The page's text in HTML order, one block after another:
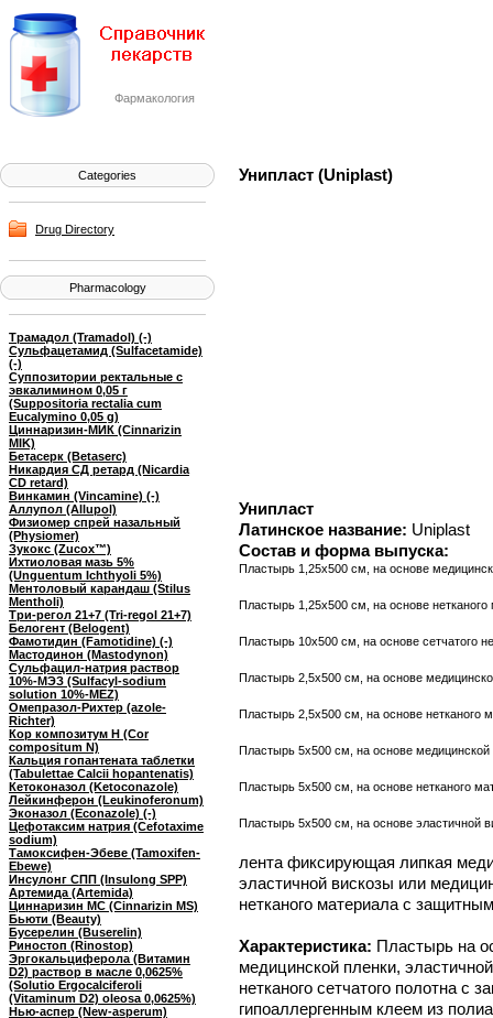
Фармакология
Categories
Drug Directory
Pharmacology
Трамадол (Tramadol) (-)
Сульфацетамид (Sulfacetamide)
(-)
Суппозитории ректальные с
эвкалимином 0,05 г
(Suppositoria rectalia cum
Eucalymino 0,05 g)
Циннаризин-МИК (Cinnarizin
MIK)
Бетасерк (Betaserc)
Никардия СД ретард (Nicardia
CD retard)
Винкамин (Vincamine) (-)
Аллупол (Allupol)
Физиомер спрей назальный
(Physiomer)
Зукокс (Zucox™)
Ихтиоловая мазь 5%
(Unguentum Ichthyoli 5%)
Ментоловый карандаш (Stilus
Mentholi)
Три-регол 21+7 (Tri-regol 21+7)
Белогент (Belogent)
Фамотидин (Famotidine) (-)
Мастодинон (Mastodynon)
Сульфацил-натрия раствор
10%-МЭЗ (Sulfacyl-sodium
solution 10%-MEZ)
Омепразол-Рихтер (azole-
Richter)
Кор композитум Н (Cor
compositum N)
Кальция гопантената таблетки
(Tabulettae Calcii hopantenatis)
Кетоконазол (Ketoconazole)
Лейкинферон (Leukinoferonum)
Эконазол (Econazole) (-)
Цефотаксим натрия (Cefotaxime
sodium)
Тамоксифен-Эбеве (Tamoxifen-
Ebewe)
Инсулонг СПП (Insulong SPP)
Артемида (Artemida)
Циннаризин МС (Cinnarizin MS)
Бьюти (Beauty)
Бусерелин (Buserelin)
Риностоп (Rinostop)
Эргокальциферола (Витамин
D2) раствор в масле 0,0625%
(Solutio Ergocalciferoli
(Vitaminum D2) oleosa 0,0625%)
Нью-аспер (New-asperum)
Унипласт (Uniplast)
Унипласт
Латинское название: Uniplast
Состав и форма выпуска:
Пластырь 1,25х500 см, на основе
Пластырь 1,25х500 см, на основе нетканого
Пластырь 10х500 см, на основе сетчатого
Пластырь 2,5х500 см, на основе
Пластырь 2,5х500 см, на основе нетканого
Пластырь 5х500 см, на основе медицинской
Пластырь 5х500 см, на основе нетканого
Пластырь 5х500 см, на основе эластичной
лента фиксирующая липкая
эластичной вискозы или
нетканого материала с
Характеристика: Пластырь на
медицинской пленки,
нетканого сетчатого полотна с
гипоаллергенным клеем из